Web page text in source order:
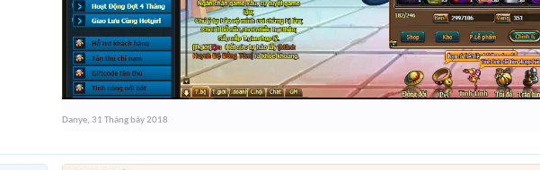
Danye, 31 Tháng bảy 2018